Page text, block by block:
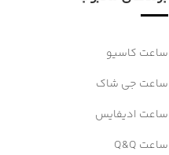
ساعت کاسیو
ساعت جی شاک
ساعت ادیفایس
ساعت Q&Q